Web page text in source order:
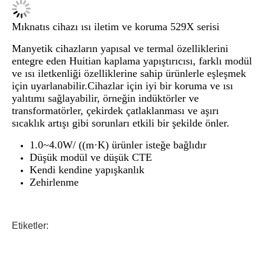
Mıknatıs cihazı ısı iletim ve koruma 529X serisi
Manyetik cihazların yapısal ve termal özelliklerini
entegre eden Huitian kaplama yapıştırıcısı, farklı modül
ve ısı iletkenliği özelliklerine sahip ürünlerle eşleşmek
için uyarlanabilir.Cihazlar için iyi bir koruma ve ısı
yalıtımı sağlayabilir, örneğin indüktörler ve
transformatörler, çekirdek çatlaklanması ve aşırı
sıcaklık artışı gibi sorunları etkili bir şekilde önler.
1.0~4.0W/ ((m·K) ürünler isteğe bağlıdır
Düşük modül ve düşük CTE
Kendi kendine yapışkanlık
Zehirlenme
Etiketler: